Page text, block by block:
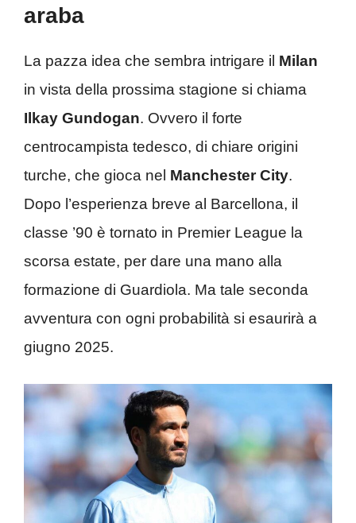
araba
La pazza idea che sembra intrigare il Milan
in vista della prossima stagione si chiama
Ilkay Gundogan. Ovvero il forte
centrocampista tedesco, di chiare origini
turche, che gioca nel Manchester City.
Dopo l’esperienza breve al Barcellona, il
classe ’90 è tornato in Premier League la
scorsa estate, per dare una mano alla
formazione di Guardiola. Ma tale seconda
avventura con ogni probabilità si esaurirà a
giugno 2025.